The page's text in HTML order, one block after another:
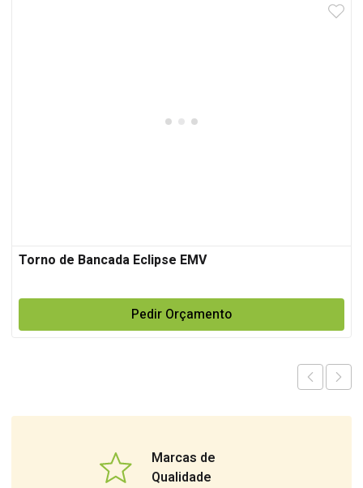
Torno de Bancada Eclipse EMV
Pedir Orçamento
Marcas de
Qualidade